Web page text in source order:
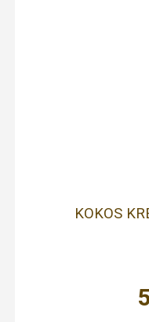
KOKOS